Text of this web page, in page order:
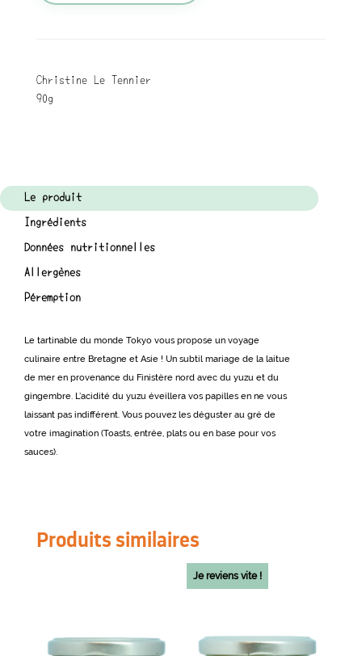
Christine Le Tennier
90g
Le produit
Ingrédients
Données nutritionnelles
Allergènes
Péremption
Le tartinable du monde Tokyo vous propose un voyage
culinaire entre Bretagne et Asie ! Un subtil mariage de la laitue
de mer en provenance du Finistère nord avec du yuzu et du
gingembre. L’acidité du yuzu éveillera vos papilles en ne vous
laissant pas indifférent. Vous pouvez les déguster au gré de
votre imagination (Toasts, entrée, plats ou en base pour vos
sauces).
Produits similaires
Je reviens vite !